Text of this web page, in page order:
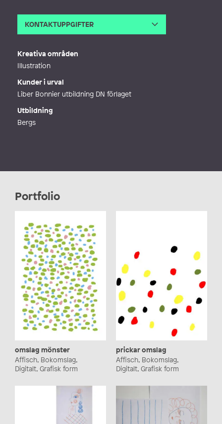
KONTAKTUPPGIFTER
Kreativa områden
Illustration
Kunder i urval
Liber Bonnier utbildning DN förlaget
Utbildning
Bergs
Portfolio
omslag mönster
Affisch, Bokomslag,
Digitalt, Grafisk form
prickar omslag
Affisch, Bokomslag,
Digitalt, Grafisk form